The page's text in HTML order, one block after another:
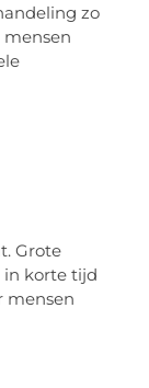
zo
Grote
in korte tijd
mensen